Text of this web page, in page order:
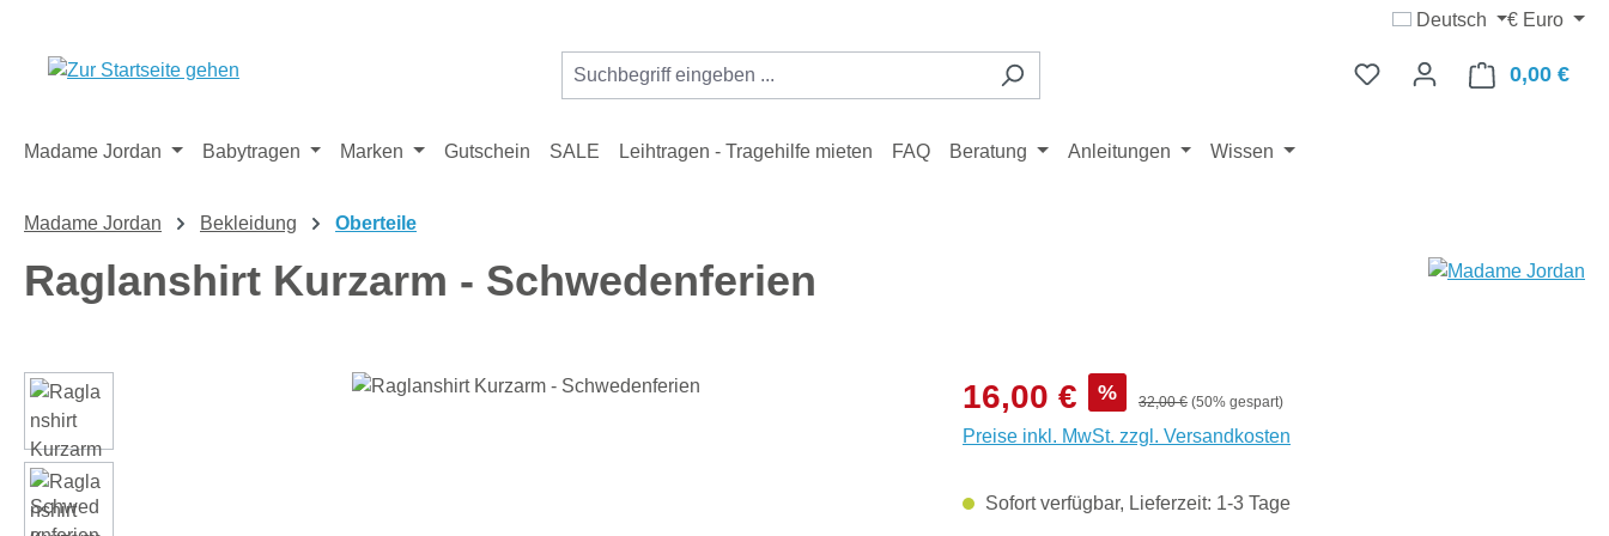
Deutsch € Euro
0,00 €
Madame Jordan Babytragen Marken Gutschein SALE Leihtragen - Tragehilfe mieten FAQ Beratung Anleitungen Wissen
Madame Jordan Bekleidung Oberteile
Raglanshirt Kurzarm - Schwedenferien
Bildergalerie überspringen Verkaufspreis:
16,00 € % Regulärer Preis:
32,00 € (50% gespart)
Preise inkl. MwSt. zzgl. Versandkosten
Sofort verfügbar, Lieferzeit: 1-3 Tage